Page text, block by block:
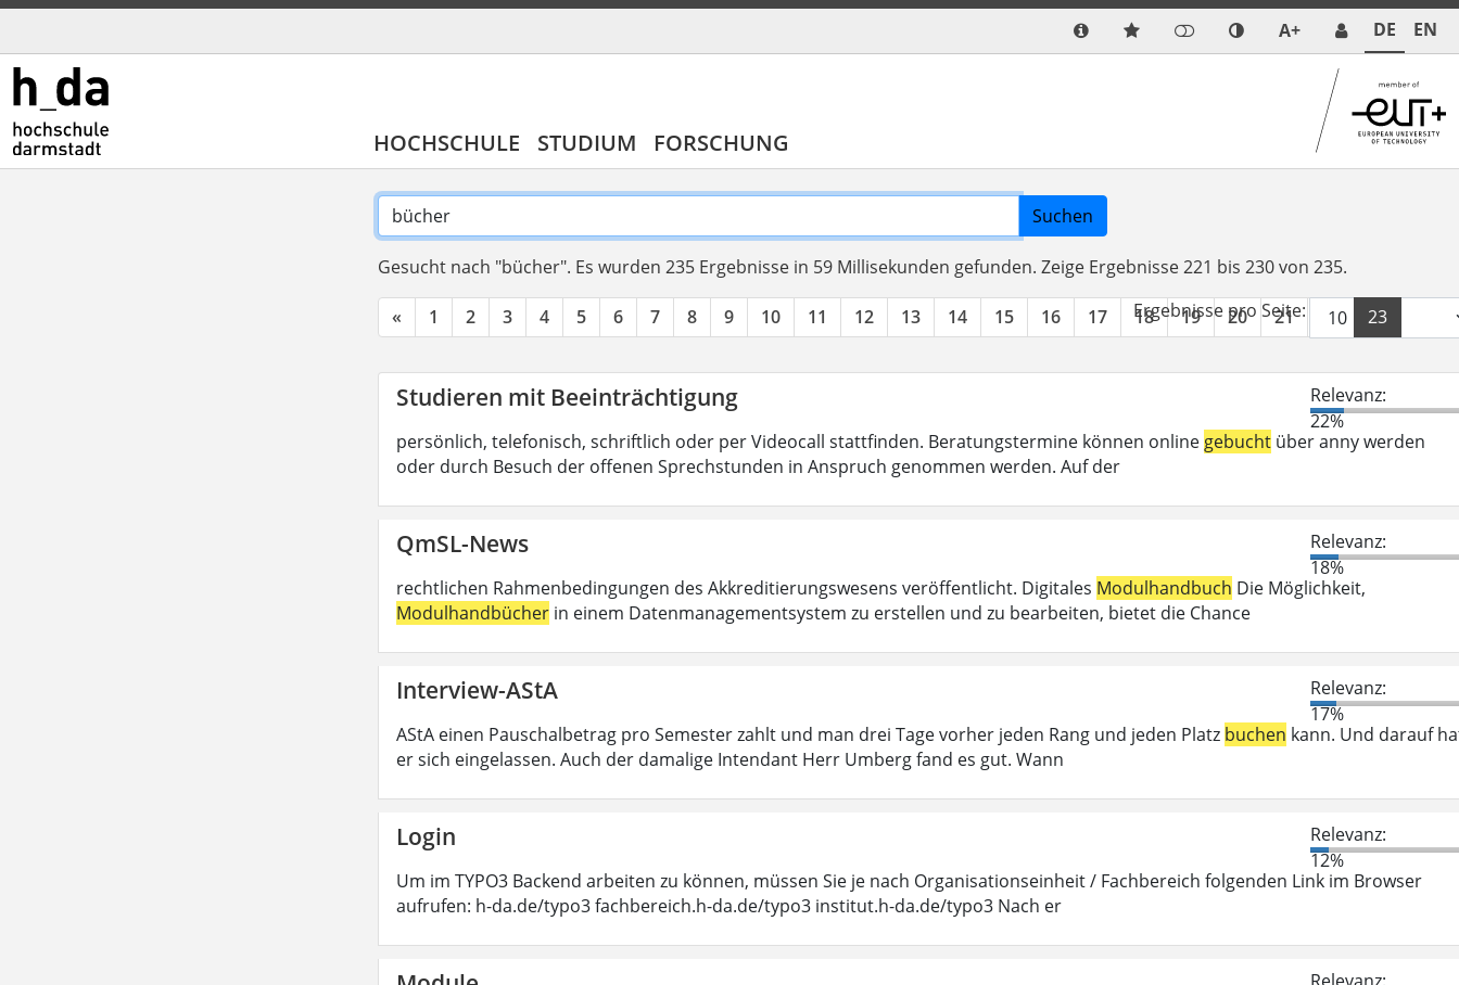
A+ DE EN
HOCHSCHULE STUDIUM FORSCHUNG
Suchen
Gesucht nach "bücher". Es wurden 235 Ergebnisse in 59 Millisekunden gefunden. Zeige Ergebnisse 221 bis 230 von 235.
« 1 2 3 4 5 6 7 8 9 10 11 12 13 14 15 16 17 18 19 20 21 22 23
Ergebnisse pro Seite:
Studieren mit Beeinträchtigung
Relevanz:
22%
persönlich, telefonisch, schriftlich oder per Videocall stattfinden. Beratungstermine können online gebucht über anny werden
oder durch Besuch der offenen Sprechstunden in Anspruch genommen werden. Auf der
QmSL-News
Relevanz:
18%
rechtlichen Rahmenbedingungen des Akkreditierungswesens veröffentlicht. Digitales Modulhandbuch Die Möglichkeit,
Modulhandbücher in einem Datenmanagementsystem zu erstellen und zu bearbeiten, bietet die Chance
Interview-AStA
Relevanz:
17%
AStA einen Pauschalbetrag pro Semester zahlt und man drei Tage vorher jeden Rang und jeden Platz buchen kann. Und darauf
er sich eingelassen. Auch der damalige Intendant Herr Umberg fand es gut. Wann
Login
Relevanz:
12%
Um im TYPO3 Backend arbeiten zu können, müssen Sie je nach Organisationseinheit / Fachbereich folgenden Link im Browser
aufrufen: h-da.de/typo3 fachbereich.h-da.de/typo3 institut.h-da.de/typo3 Nach er
Relevanz: